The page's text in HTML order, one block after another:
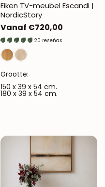
Eiken TV-meubel Escandi |
NordicStory
Normale
prijs
Vanaf €720,00
20 reseñas
Grootte:
150 x 39 x 54 cm.
180 x 39 x 54 cm.